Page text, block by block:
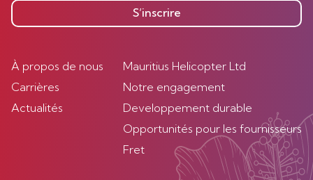
S’inscrire
À propos de nous
Carrières
Actualités
Mauritius Helicopter Ltd
Notre engagement
Developpement durable
Opportunités pour les fournisseurs
Fret